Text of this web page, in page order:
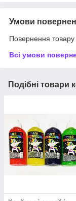
Умови
Повернення
Всі умови
Подібні товари